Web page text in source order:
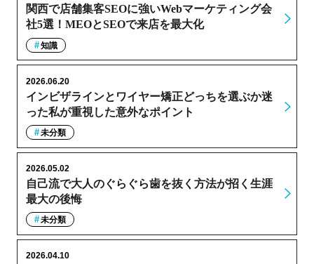
関西で店舗集客SEOに強いWebマーケティング会
社5選！MEOとSEOで来店を最大化
知識
インビザラインとワイヤー矯正どっちを選ぶか迷
った私が重視した意外なポイント
2026.06.20
未分類
自己流で大人のぐらぐら歯を抜く方法が招く生涯
最大の後悔
2026.05.02
未分類
2026.04.10